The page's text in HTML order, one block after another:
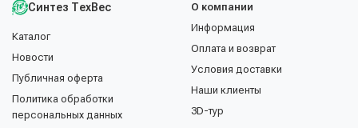
Синтез ТехВес
Каталог
Новости
Публичная оферта
Политика обработки
персональных данных
О компании
Информация
Оплата и возврат
Условия доставки
Наши клиенты
3D-тур